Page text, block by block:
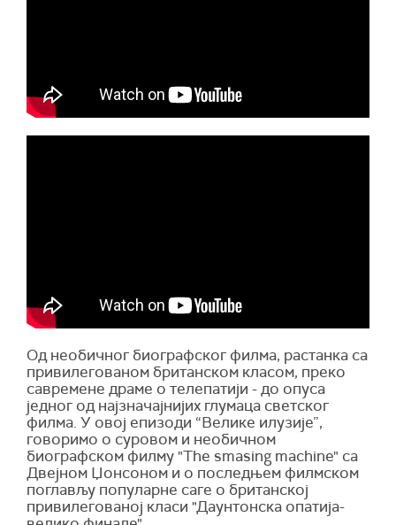
Од необичног биографског филма, растанка са
привилегованом британском класом, преко
савремене драме о телепатији - до опуса
једног од најзначајнијих глумаца светског
филма. У овој епизоди “Велике илузије”,
говоримо о суровом и необичном
биографском филму "Тhe smasing machine" са
Двејном Џонсоном и о последњем филмском
поглављу популарне саге о британској
привилегованој класи "Даунтонска опатија-